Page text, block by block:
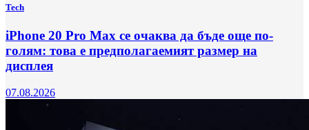
Tech
iPhone 20 Pro Max се очаква да бъде още по-
голям: това е предполагаемият размер на
дисплея
07.08.2026